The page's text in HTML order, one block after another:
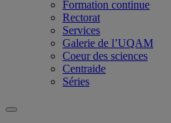
Formation continue
Rectorat
Services
Galerie de l’UQAM
Coeur des sciences
Centraide
Séries